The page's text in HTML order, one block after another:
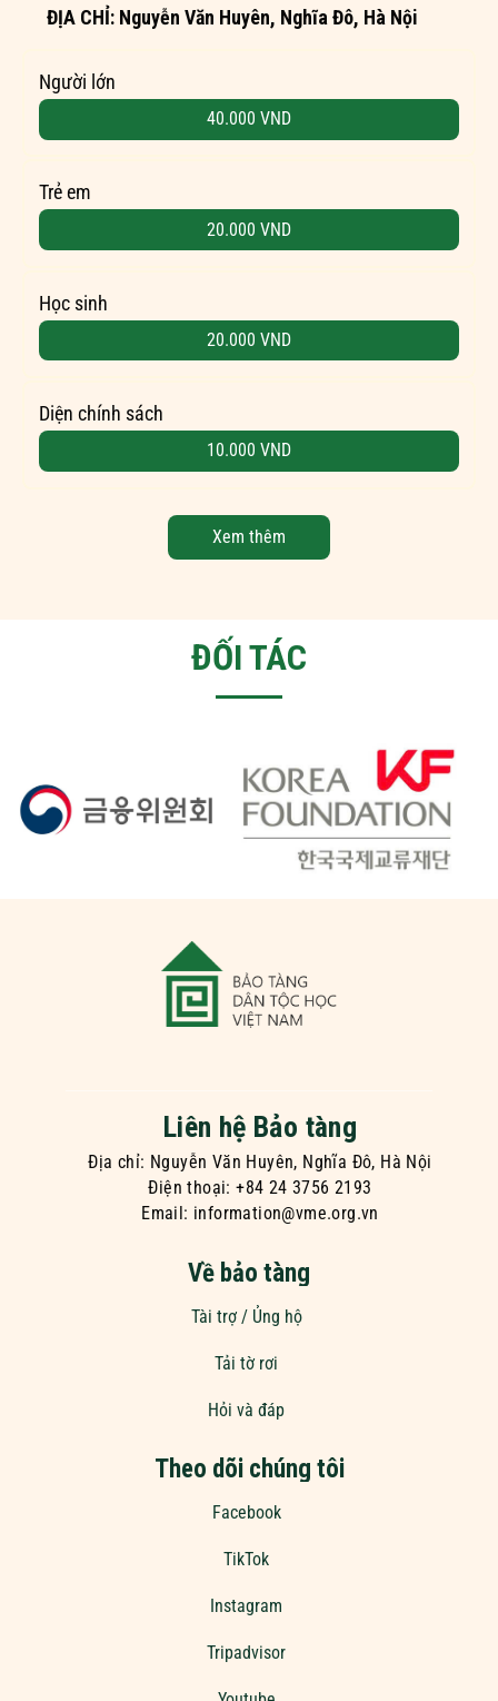
ĐỊA CHỈ: Nguyễn Văn Huyên, Nghĩa Đô, Hà Nội
Người lớn
40.000 VND
Trẻ em
20.000 VND
Học sinh
20.000 VND
Diện chính sách
10.000 VND
Xem thêm
ĐỐI TÁC
Liên hệ Bảo tàng
Địa chỉ: Nguyễn Văn Huyên, Nghĩa Đô, Hà Nội
Điện thoại: +84 24 3756 2193
Email: information@vme.org.vn
Về bảo tàng
Tài trợ / Ủng hộ
Tải tờ rơi
Hỏi và đáp
Theo dõi chúng tôi
Facebook
TikTok
Instagram
Tripadvisor